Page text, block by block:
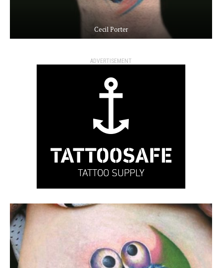
Cecil Porter
ADVERTISEMENT